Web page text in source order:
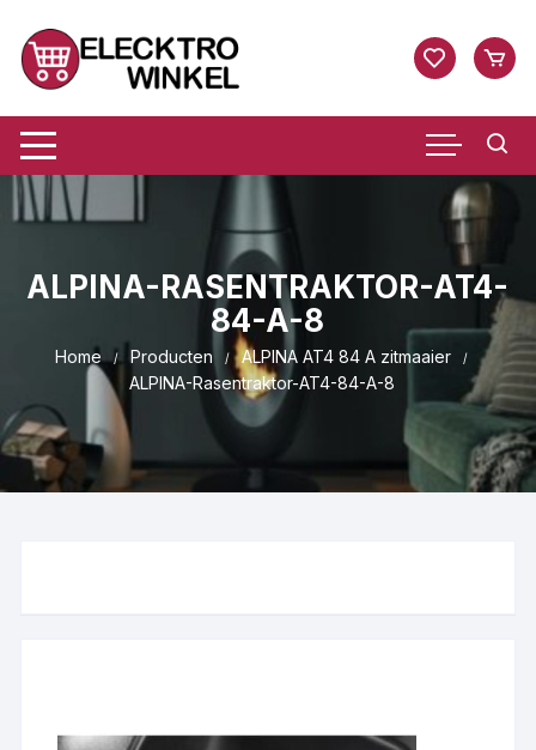
naar
inhoud
ALPINA-RASENTRAKTOR-AT4-
84-A-8
Home Producten
ALPINA AT4 84 A zitmaaier
ALPINA-Rasentraktor-AT4-84-A-8